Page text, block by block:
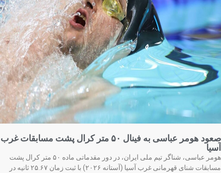
صعود هومر عباسی به فینال ۵۰ متر کرال پشت مسابقات غرب
هومر عباسی، شناگر تیم ملی ایران، در دور مقدماتی ماده ۵۰ متر کرال پشت
مسابقات شنای قهرمانی غرب آسیا (آستانه ۲۰۲۶) با ثبت زمان ۲۵.۶۷ ثانیه در